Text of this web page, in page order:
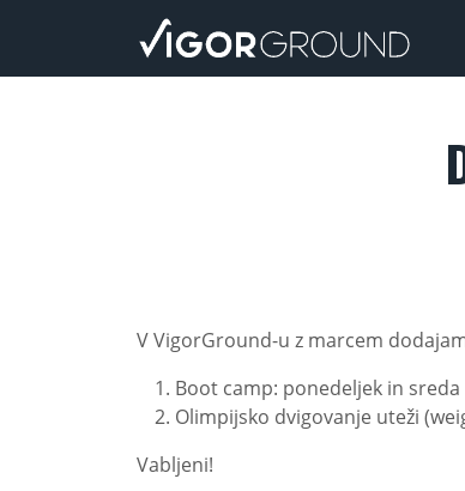
V VigorGround-u z marcem
Boot camp: ponedeljek in sreda
Olimpijsko dvigovanje uteži
Vabljeni!